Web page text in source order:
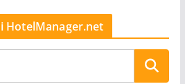
HotelManager.net